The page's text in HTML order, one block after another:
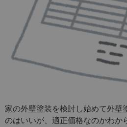
家の外壁塗装を検討し始めて外壁
のはいいが、適正価格なのかわか